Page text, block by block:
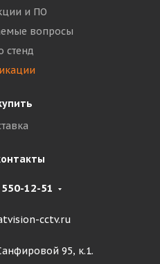
и ПО
вопросы
стенд
12-51
cctv.ru
95, к.1.